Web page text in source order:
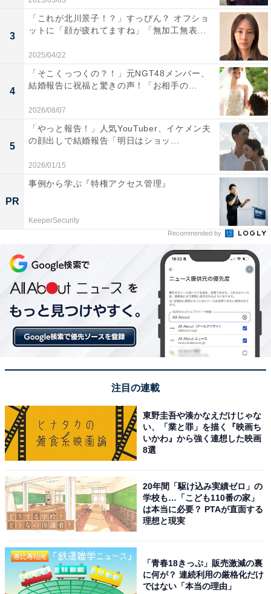
3
「これが北川景子！？」すっぴん？ オフショ
ットに「顔が疲れてますね」「無加工無表...
2025/04/22
4
「そこくっつくの？！」元NGT48メンバー、
結婚報告に祝福と驚きの声！「お相手の...
2026/08/07
5
「やっと報告！」人気YouTuber、イケメン夫
の顔出しで結婚報告「明日はショッ...
2026/01/15
PR
事例から学ぶ『特権アクセス管理』
KeeperSecurity
Recommended by
注目の連載
東野圭吾や湊かなえだけじゃな
い、「業と罪」を描く『映画ち
いかわ』から強く連想した映画
8選
20年間「駆け込み実績ゼロ」の
学校も…「こども110番の家」
は本当に必要？ PTAが直面する
理想と現実
「青春18きっぷ」販売激減の裏
に何が？ 連続利用の厳格化だけ
ではない「本当の理由」